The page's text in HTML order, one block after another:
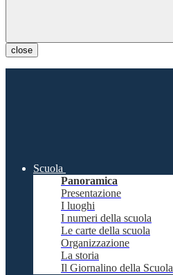
close
Scuola
Panoramica
Presentazione
I luoghi
I numeri della scuola
Le carte della scuola
Organizzazione
La storia
Il Giornalino della Scuola